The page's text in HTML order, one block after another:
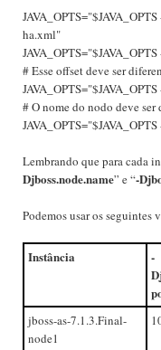
ha.xml"
# Esse offset deve ser
# O nome do nodo deve
Lembrando que para cada
Djboss.node.name” e “-
Podemos usar os seguintes
Instância
-
jboss-as-7.1.3.Final-
node1